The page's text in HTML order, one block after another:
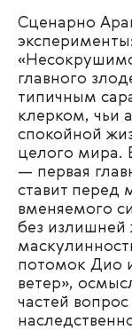
Сценарно
главного
типичным
клерком, чьи
спокойной
целого мира.
— первая
ставит перед
вменяемого
без излишней
потомок Дио
ветер»,
частей